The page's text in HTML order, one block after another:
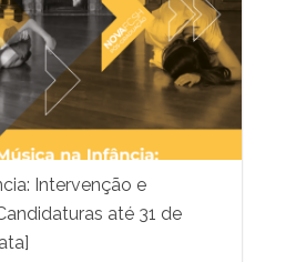
Intervenção e
até 31 de